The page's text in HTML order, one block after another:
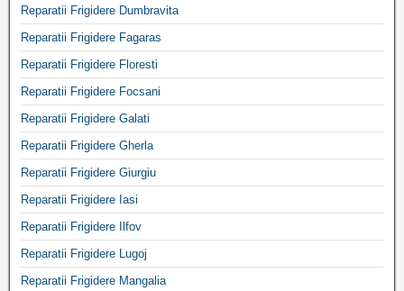
Reparatii Frigidere Dumbravita
Reparatii Frigidere Fagaras
Reparatii Frigidere Floresti
Reparatii Frigidere Focsani
Reparatii Frigidere Galati
Reparatii Frigidere Gherla
Reparatii Frigidere Giurgiu
Reparatii Frigidere Iasi
Reparatii Frigidere Ilfov
Reparatii Frigidere Lugoj
Reparatii Frigidere Mangalia